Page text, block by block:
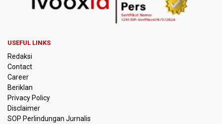
Pertumbuhan Ekonomi 5,3 Persen Belum Cukup
Masih Selektif
Anggota DPR Desak Polisi Usut Tuntas Temuan Ratusan
Amnesty International Kecam Penangkapan Dua
Warganet atas Konten Pidato Presiden, Nilai
Kriminalisasi Kritik Persempit Ruang Sipil
USEFUL LINKS
Redaksi
Contact
Career
Beriklan
Privacy Policy
Disclaimer
SOP Perlindungan Jurnalis